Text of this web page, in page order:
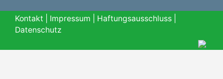
Kontakt Impressum Haftungsausschluss
Datenschutz